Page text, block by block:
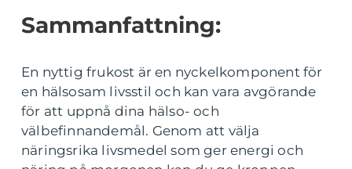
Sammanfattning:
En nyttig frukost är en nyckelkomponent för
en hälsosam livsstil och kan vara avgörande
för att uppnå dina hälso- och
välbefinnandemål. Genom att välja
näringsrika livsmedel som ger energi och